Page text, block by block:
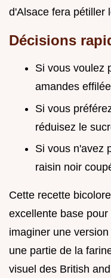
d'Alsace fera pétiller
Décisions
Si vous voulez
amandes
Si vous
réduisez le
Si vous n'avez
raisin noir
Cette recette
excellente base
imaginer une
une partie de la
visuel des British